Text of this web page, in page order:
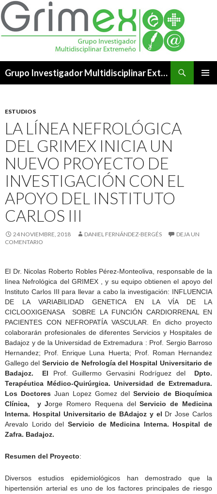
Grupo Investigador Multidisciplinar Extremeño
ESTUDIOS
LA LÍNEA NEFROLÓGICA
DEL GRIMEX INICIA UN
NUEVO PROYECTO DE
INVESTIGACIÓN CON EL
APOYO DEL INSTITUTO
CARLOS III
24 NOVIEMBRE, 2018 DANIEL FERNÁNDEZ-BERGÉS
DEJA UN
COMENTARIO
El Dr. Nicolas Roberto Robles Pérez-Monteoliva, responsable de la
línea Nefrológica del GRIMEX , y su equipo obtienen el apoyo del
Instituto Carlos III para llevar a cabo la investigación: INFLUENCIA
DE LA VARIABILIDAD GENETICA EN LA VÍA DE LA
CICLOOXIGENASA SOBRE LA FUNCIÓN CARDIORRENAL EN
PACIENTES CON NEFROPATÍA VASCULAR. En dicho proyecto
colaborarán profesionales de diferentes Servicios y Hospitales de
Badajoz y de la Universidad de Extremadura : Prof. Sergio Barroso
Hernandez; Prof. Enrique Luna Huerta; Prof. Roman Hernandez
Gallego del Servicio de Nefrología del Hospital Universitario de
Badajoz. El Prof. Guillermo Gervasini Rodríguez del Dpto.
Terapéutica Médico-Quirúrgica. Universidad de Extremadura.
Los Doctores Juan Lopez Gomez del Servicio de Bioquímica
Clínica, y Jorge Romero Requena delServicio de Medicina
Interna. Hospital Universitario de BAdajoz y el Dr Jose Carlos
Arevalo Lorido del Servicio de Medicina Interna. Hospital de
Zafra. Badajoz.
Resumen del Proyecto:
Diversos estudios epidemiológicos han demostrado que la
hipertensión arterial es uno de los factores principales de riesgo